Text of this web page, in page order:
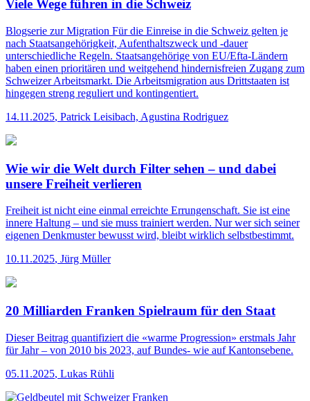
Viele Wege führen in die Schweiz
Blogserie zur Migration Für die Einreise in die Schweiz gelten je
nach Staatsangehörigkeit, Aufenthaltszweck und -dauer
unterschiedliche Regeln. Staatsangehörige von EU/Efta-Ländern
haben einen prioritären und weitgehend hindernisfreien Zugang zum
Schweizer Arbeitsmarkt. Die Arbeitsmigration aus Drittstaaten ist
hingegen streng reguliert und kontingentiert.
14.11.2025, Patrick Leisibach, Agustina Rodriguez
Wie wir die Welt durch Filter sehen – und dabei
unsere Freiheit verlieren
Freiheit ist nicht eine einmal erreichte Errungenschaft. Sie ist eine
innere Haltung – und sie muss trainiert werden. Nur wer sich seiner
eigenen Denkmuster bewusst wird, bleibt wirklich selbstbestimmt.
10.11.2025, Jürg Müller
20 Milliarden Franken Spielraum für den Staat
Dieser Beitrag quantifiziert die «warme Progression» erstmals Jahr
für Jahr – von 2010 bis 2023, auf Bundes- wie auf Kantonsebene.
05.11.2025, Lukas Rühli